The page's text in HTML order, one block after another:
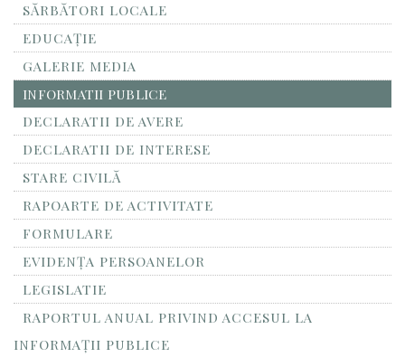
SĂRBĂTORI LOCALE
EDUCAȚIE
GALERIE MEDIA
INFORMATII PUBLICE
DECLARATII DE AVERE
DECLARATII DE INTERESE
STARE CIVILĂ
RAPOARTE DE ACTIVITATE
FORMULARE
EVIDENȚA PERSOANELOR
LEGISLATIE
RAPORTUL ANUAL PRIVIND ACCESUL LA
INFORMAŢII PUBLICE